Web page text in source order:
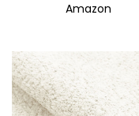
Amazon